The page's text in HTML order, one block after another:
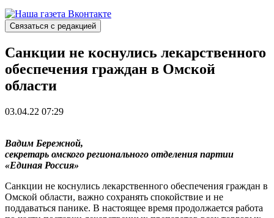
Связаться с редакцией
Санкции не коснулись лекарственного
обеспечения граждан в Омской
области
03.04.22 07:29
Вадим Бережной,
секретарь омского регионального отделения партии
«Единая Россия»
Санкции не коснулись лекарственного обеспечения граждан в
Омской области, важно сохранять спокойствие и не
поддаваться панике. В настоящее время продолжается работа